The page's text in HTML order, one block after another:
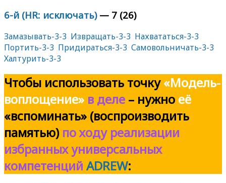
6-й (HR: исключать)— 7 (26)
Замазывать-3-3 Извращать-3-3 Нахвататься-3-3
Портить-3-3 Придираться-3-3 Самовольничать-3-3
Халтурить-3-3
Чтобы использовать точку«Модель-
воплощение» в деле – нужно её
«вспоминать» (воспроизводить
памятью) по ходу реализации
избранных универсальных
компетенций ADREW: